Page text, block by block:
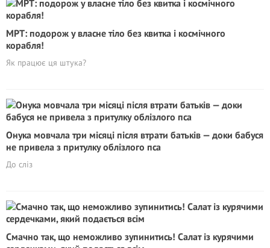
МРТ: подорож у власне тіло без квитка і космічного
корабля!
Як працює ця штука?
Онука мовчала три місяці після втрати батьків — доки бабуся
не привела з притулку облізлого пса
До сліз
Смачно так, що неможливо зупинитись! Салат із курячими